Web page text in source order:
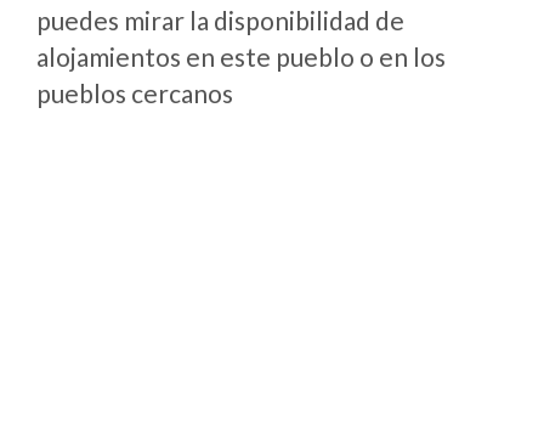
puedes mirar la disponibilidad de
alojamientos en este pueblo o en los
pueblos cercanos